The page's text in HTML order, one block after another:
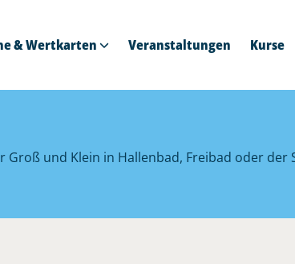
& Wertkarten Veranstaltungen Kurse
Groß und Klein in Hallenbad, Freibad oder